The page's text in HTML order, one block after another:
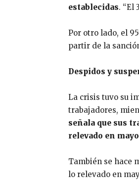
establecidas. “El
Por otro lado, el
partir de la
Despidos y
La crisis tuvo su
trabajadores,
señala que sus
relevado en
También se hace
lo relevado en